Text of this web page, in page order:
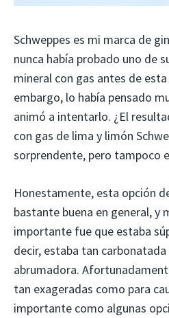
Schweppes es mi marca de
nunca había probado uno de
mineral con gas antes de
embargo, lo había pensado
animó a intentarlo. ¿El
con gas de lima y limón
sorprendente, pero tampoco
Honestamente, esta opción
bastante buena en general, y
importante fue que estaba
decir, estaba tan
abrumadora.
tan exageradas como para
importante como algunas